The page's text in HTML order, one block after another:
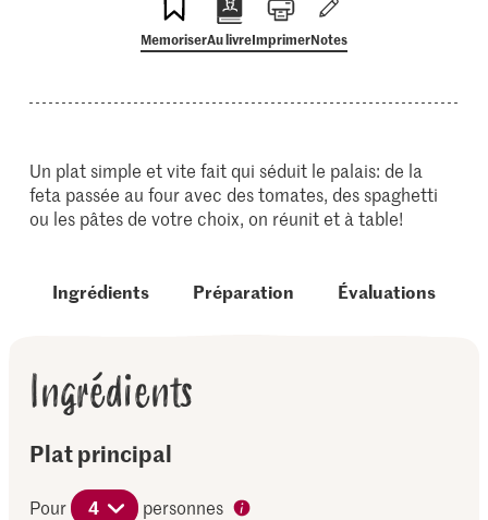
MemoriserAu livreImprimerNotes
Un plat simple et vite fait qui séduit le palais: de la
feta passée au four avec des tomates, des spaghetti
ou les pâtes de votre choix, on réunit et à table!
Ingrédients Préparation Évaluations
Ingrédients
Plat principal
Pour 4 personnes